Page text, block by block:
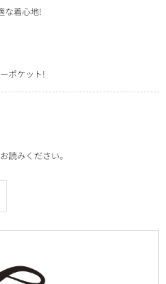
な着心地!
ポケット!
読みください。